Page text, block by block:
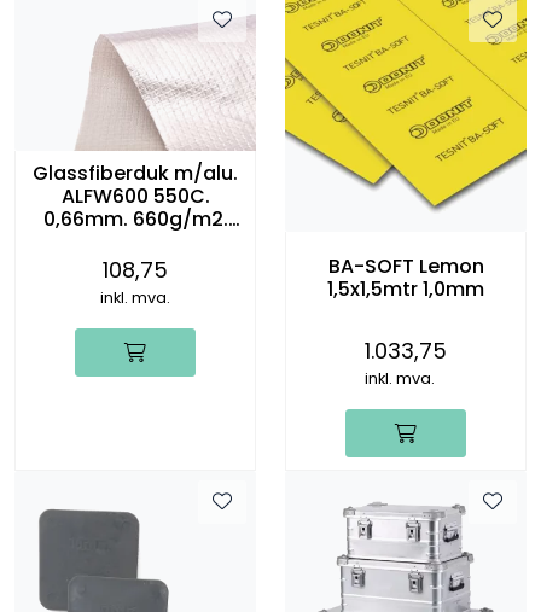
Glassfiberduk m/alu.
ALFW600 550C.
0,66mm. 660g/m2.
108,75
inkl. mva.
BA-SOFT Lemon
1,5x1,5mtr 1,0mm
1.033,75
inkl. mva.